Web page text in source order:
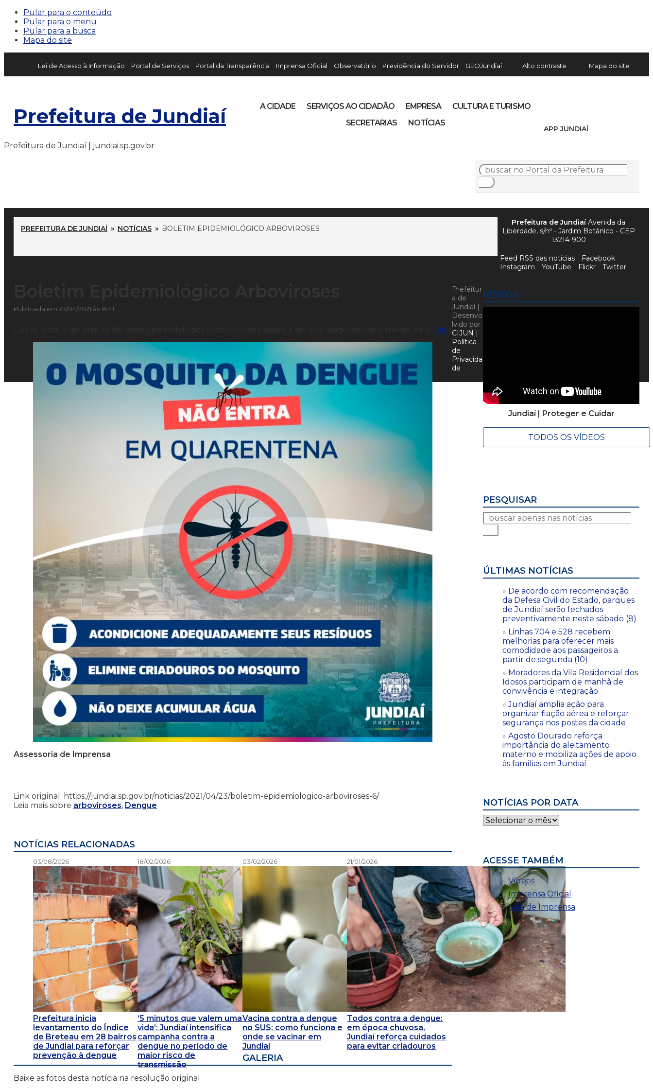
Pular para o conteúdo
Pular para o menu
Pular para a busca
Mapa do site
Lei de Acesso à Informação Portal de Serviços Portal da Transparência Imprensa Oficial Observatório Previdência do Servidor GEOJundiaí Alto contraste Mapa do site
Prefeitura de Jundiaí
APP JUNDIAÍ
A CIDADE SERVIÇOS AO CIDADÃO EMPRESA
CULTURA E TURISMO
SECRETARIAS
NOTÍCIAS
Prefeitura de Jundiaí | jundiai.sp.gov.br
PREFEITURA DE JUNDIAÍ » NOTÍCIAS » BOLETIM EPIDEMIOLÓGICO ARBOVIROSES
Publicada em 23/04/2021 às 16:41
link.
Assessoria de Imprensa
Link original: https://jundiai.sp.gov.br/noticias/2021/04/23/boletim-epidemiologico-arboviroses-6/
Leia mais sobre arboviroses, Dengue
NOTÍCIAS RELACIONADAS
03/08/2026
Prefeitura inicia
levantamento do Índice
de Breteau em 28 bairros
de Jundiaí para reforçar
prevenção à dengue
18/02/2026
‘5 minutos que valem uma
vida’: Jundiaí intensifica
campanha contra a
dengue no período de
maior risco de
transmissão
03/02/2026
Vacina contra a dengue
no SUS: como funciona e
onde se vacinar em
Jundiaí
21/01/2026
Todos contra a dengue:
em época chuvosa,
Jundiaí reforça cuidados
para evitar criadouros
GALERIA
Baixe as fotos desta notícia na resolução original
VÍDEOS
Jundiaí | Proteger e Cuidar
TODOS OS VÍDEOS
PESQUISAR
ÚLTIMAS NOTÍCIAS
De acordo com recomendação
da Defesa Civil do Estado, parques
de Jundiaí serão fechados
preventivamente neste sábado (8)
Linhas 704 e 528 recebem
melhorias para oferecer mais
comodidade aos passageiros a
partir de segunda (10)
Moradores da Vila Residencial dos
Idosos participam de manhã de
convivência e integração
Jundiaí amplia ação para
organizar fiação aérea e reforçar
segurança nos postes da cidade
Agosto Dourado reforça
importância do aleitamento
materno e mobiliza ações de apoio
às famílias em Jundiaí
NOTÍCIAS POR DATA
Notícias
por
ACESSE TAMBÉM
Vídeos
Imprensa Oficial
Sala de Imprensa
Prefeitura de JundiaíAvenida da
Liberdade, s/nº - Jardim Botânico - CEP
13214-900
Feed RSS das notícias
Facebook
Instagram
YouTube Flickr Twitter
Prefeitur
a de
Jundiaí |
Desenvo
lvido por
CIJUN |
Política
de
Privacida
de